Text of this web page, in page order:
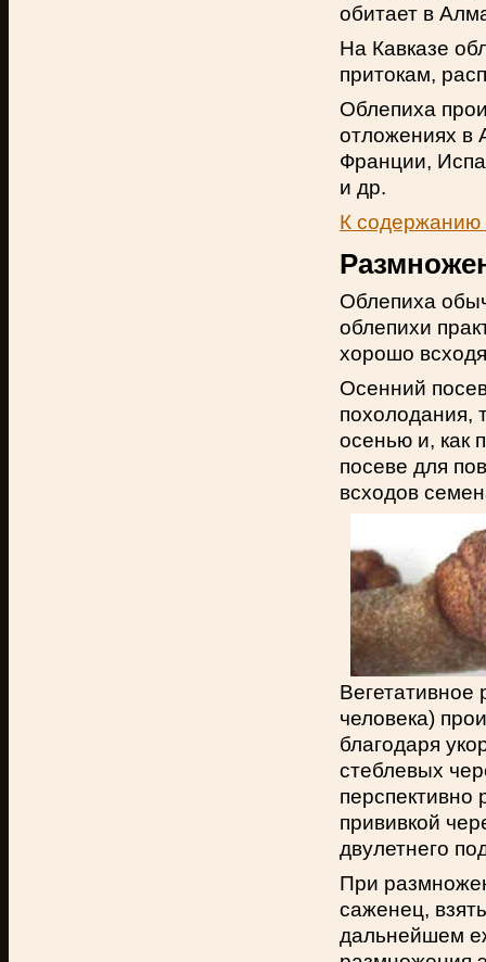
обитает в
На Кавказе
притокам,
Облепиха
отложениях в
Франции,
и др.
К содержанию
Облепиха
облепихи
хорошо
Осенний
похолодания,
осенью и, как
посеве для
всходов
человека)
благодаря
стеблевых
прививкой
двулетнего
При
саженец,
дальнейшем